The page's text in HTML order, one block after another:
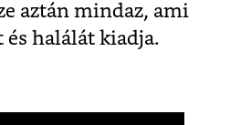
aztán mindaz, ami
és halálát kiadja.